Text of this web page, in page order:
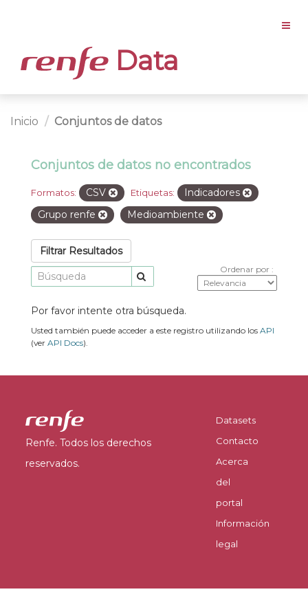
Data
Inicio Conjuntos de datos
Conjuntos de datos no encontrados
Formatos: CSV Etiquetas:
Indicadores
Grupo renfe
Medioambiente
Filtrar Resultados
Ordenar por
Por favor intente otra búsqueda.
Usted también puede acceder a este registro utilizando los API
(ver API Docs).
Renfe. Todos los derechos
reservados.
Datasets
Contacto
Acerca
del
portal
Información
legal